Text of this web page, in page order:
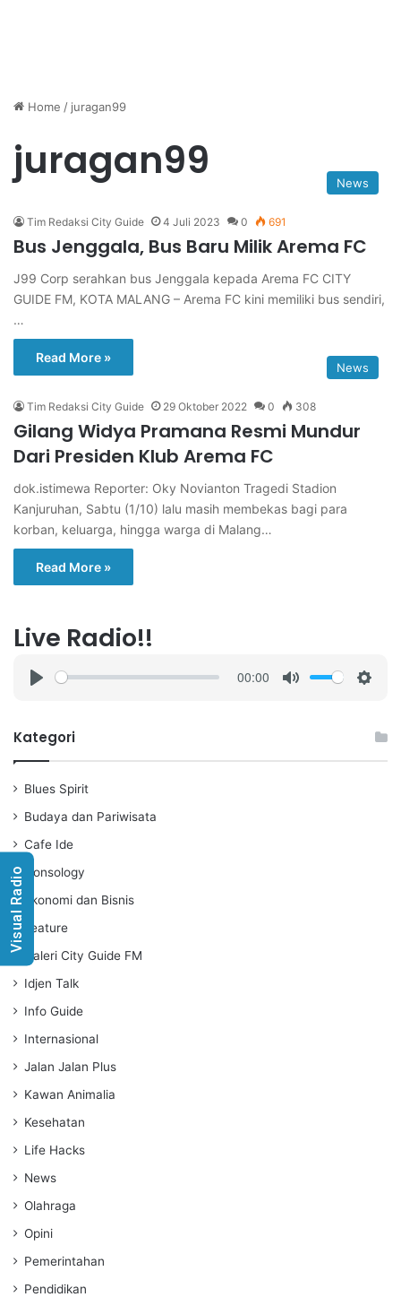
Home / juragan99
juragan99 News
Tim Redaksi City Guide 4 Juli 2023 0 691
Bus Jenggala, Bus Baru Milik Arema FC
J99 Corp serahkan bus Jenggala kepada Arema FC CITY
GUIDE FM, KOTA MALANG – Arema FC kini memiliki bus sendiri,
…
Read More »
News
Tim Redaksi City Guide 29 Oktober 2022 0 308
Gilang Widya Pramana Resmi Mundur
Dari Presiden Klub Arema FC
dok.istimewa Reporter: Oky Novianton Tragedi Stadion
Kanjuruhan, Sabtu (1/10) lalu masih membekas bagi para
korban, keluarga, hingga warga di Malang…
Read More »
Live Radio!!
a
00:00
Kategori
Blues Spirit
Budaya dan Pariwisata
Cafe Ide
Consology
Ekonomi dan Bisnis
Feature
Galeri City Guide FM
Idjen Talk
Info Guide
Internasional
Jalan Jalan Plus
Kawan Animalia
Kesehatan
Life Hacks
News
Olahraga
Opini
Pemerintahan
Pendidikan
Visual Radio